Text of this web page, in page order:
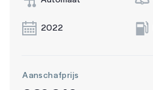
2022
Aanschafprijs